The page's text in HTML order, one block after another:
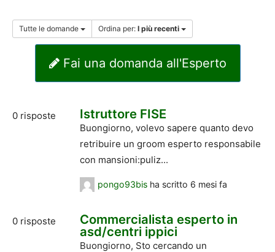
Tutte le domande Ordina per: I più recenti
Fai una domanda all'Esperto
0 risposte Istruttore FISE
Buongiorno, volevo sapere quanto devo
retribuire un groom esperto responsabile
con mansioni:puliz...
pongo93bisha scritto 6 mesi fa
0 risposte
Commercialista esperto in
asd/centri ippici
Buongiorno, Sto cercando un